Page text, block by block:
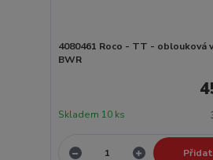
4080461 Roco - TT - oblouková
BWR
Skladem 10 ks